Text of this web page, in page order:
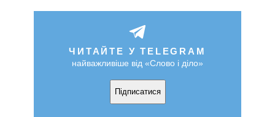
ЧИТАЙТЕ У TELEGRAM
найважливіше від «Слово і діло»
Підписатися